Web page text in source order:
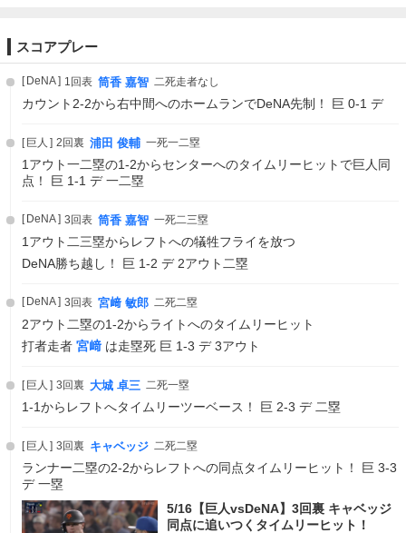
スコアプレー
DeNA 1回表 筒香 嘉智 二死走者なし
カウント2-2から右中間へのホームランでDeNA先制！ 巨 0-1 デ
巨人 2回裏 浦田 俊輔 一死一二塁
1アウト一二塁の1-2からセンターへのタイムリーヒットで巨人同
点！ 巨 1-1 デ 一二塁
DeNA 3回表 筒香 嘉智 一死二三塁
1アウト二三塁からレフトへの犠牲フライを放つ
DeNA勝ち越し！ 巨 1-2 デ 2アウト二塁
DeNA 3回表 宮﨑 敏郎 二死二塁
2アウト二塁の1-2からライトへのタイムリーヒット
打者走者 宮﨑 は走塁死 巨 1-3 デ 3アウト
巨人 3回裏 大城 卓三 二死一塁
1-1からレフトへタイムリーツーベース！ 巨 2-3 デ 二塁
巨人 3回裏 キャベッジ 二死二塁
ランナー二塁の2-2からレフトへの同点タイムリーヒット！ 巨 3-3
デ 一塁
5/16【巨人vsDeNA】3回裏 キャベッジ
同点に追いつくタイムリーヒット！